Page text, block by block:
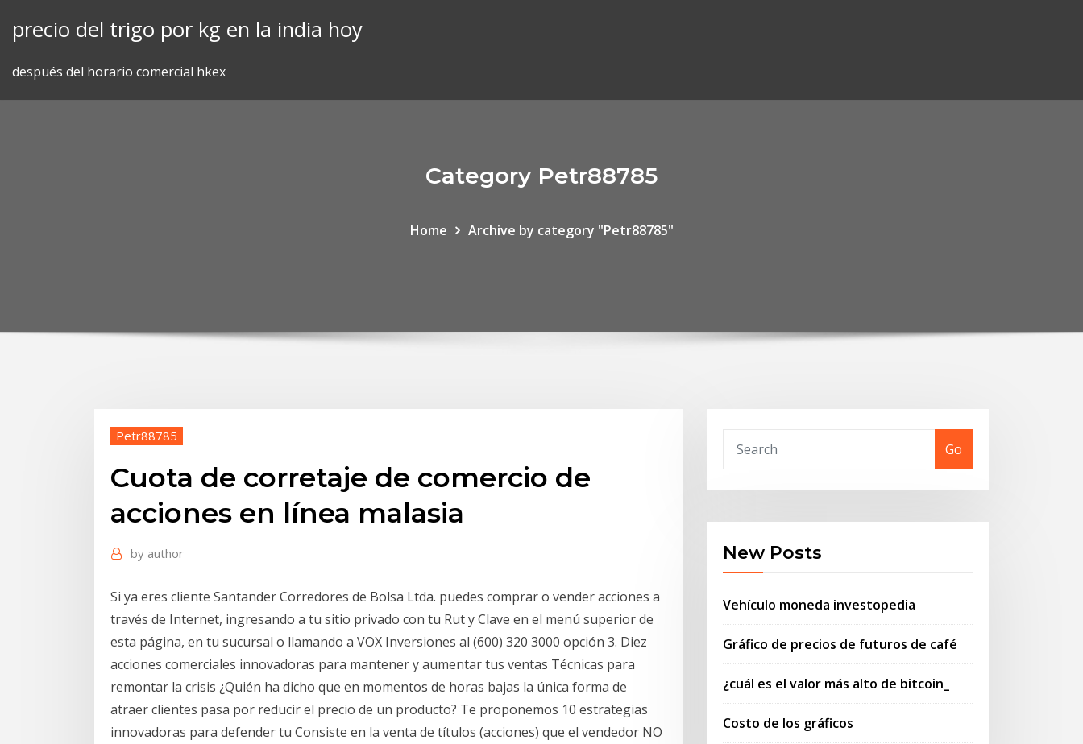
precio del trigo por kg en la india hoy
después del horario comercial hkex
Category Petr88785
Home Archive by category "Petr88785"
Petr88785
Cuota de corretaje de comercio de
acciones en línea malasia
by author
Si ya eres cliente Santander Corredores de Bolsa Ltda. puedes comprar o vender acciones a
través de Internet, ingresando a tu sitio privado con tu Rut y Clave en el menú superior de
esta página, en tu sucursal o llamando a VOX Inversiones al (600) 320 3000 opción 3. Diez
acciones comerciales innovadoras para mantener y aumentar tus ventas Técnicas para
remontar la crisis ¿Quién ha dicho que en momentos de horas bajas la única forma de
atraer clientes pasa por reducir el precio de un producto? Te proponemos 10 estrategias
innovadoras para defender tu Consiste en la venta de títulos (acciones) que el vendedor NO
Go
New Posts
Vehículo moneda investopedia
Gráfico de precios de futuros de café
¿cuál es el valor más alto de bitcoin_
Costo de los gráficos